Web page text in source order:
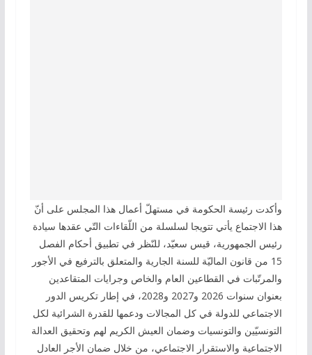
وأكدت رئيسة الحكومة في مستهلّ أعمال هذا المجلس على أنّ
هذا الاجتماع يأتي تتويجا لسلسلة من اللّقاءات التّي عقدها سيادة
رئيس الجمهورية، قيس سعيّد، للنّظر في تطبيق أحكام الفصل
15 من قانون الماليّة للسنة الجارية والمتعلق بالترفيع في الأجور
والمرتّبات في القطاعين العام والخاص وجرايات المتقاعدين
بعنوان سنوات 2026 و2027 و2028، في إطار تكريس الدور
الاجتماعي للدولة في كل المجالات ودعمها للقدرة الشرائية لكل
التونسيّين والتونسيات وضمان العيش الكريم لهم وتحقيق العدالة
الاجتماعية والاستقرار الاجتماعي، من خلال ضمان الأجر العادل